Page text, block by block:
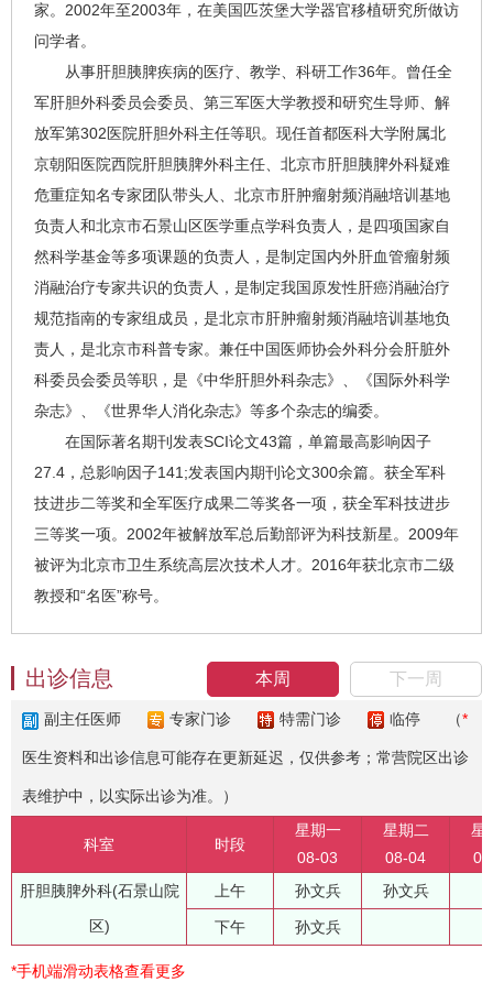
家。2002年至2003年，在美国匹茨堡大学器官移植研究所做访
问学者。
从事肝胆胰脾疾病的医疗、教学、科研工作36年。曾任全
军肝胆外科委员会委员、第三军医大学教授和研究生导师、解
放军第302医院肝胆外科主任等职。现任首都医科大学附属北
京朝阳医院西院肝胆胰脾外科主任、北京市肝胆胰脾外科疑难
危重症知名专家团队带头人、北京市肝肿瘤射频消融培训基地
负责人和北京市石景山区医学重点学科负责人，是四项国家自
然科学基金等多项课题的负责人，是制定国内外肝血管瘤射频
消融治疗专家共识的负责人，是制定我国原发性肝癌消融治疗
规范指南的专家组成员，是北京市肝肿瘤射频消融培训基地负
责人，是北京市科普专家。兼任中国医师协会外科分会肝脏外
科委员会委员等职，是《中华肝胆外科杂志》、《国际外科学
杂志》、《世界华人消化杂志》等多个杂志的编委。
在国际著名期刊发表SCI论文43篇，单篇最高影响因子
27.4，总影响因子141;发表国内期刊论文300余篇。获全军科
技进步二等奖和全军医疗成果二等奖各一项，获全军科技进步
三等奖一项。2002年被解放军总后勤部评为科技新星。2009年
被评为北京市卫生系统高层次技术人才。2016年获北京市二级
教授和“名医”称号。
本周 下一周
出诊信息
副主任医师 专家门诊 特需门诊 临停 （*
医生资料和出诊信息可能存在更新延迟，仅供参考；常营院区出诊
表维护中，以实际出诊为准。）
科室 时段
星期一
08-03
星期二
08-04
星
肝胆胰脾外科(石景山院
区)
上午 孙文兵 孙文兵
下午 孙文兵
*手机端滑动表格查看更多